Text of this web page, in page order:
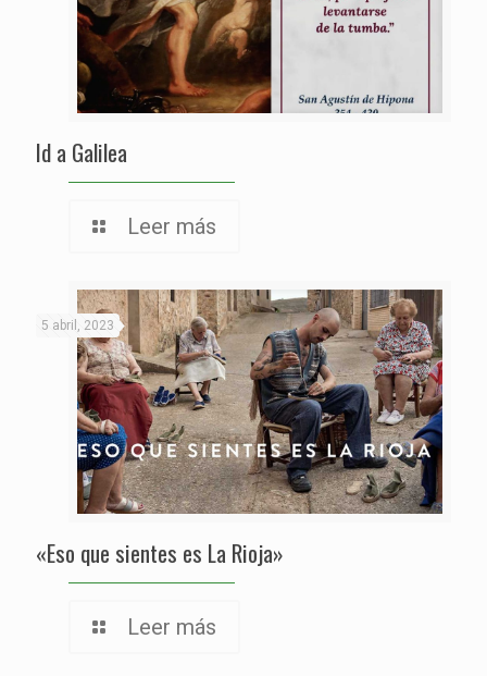
Id a Galilea
Leer más
5 abril, 2023
«Eso que sientes es La Rioja»
Leer más